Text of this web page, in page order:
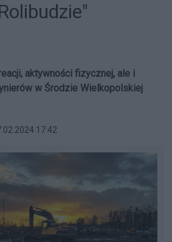
aktywności fizycznej, ale i
w Środzie Wielkopolskiej
17:42